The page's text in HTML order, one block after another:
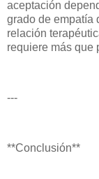
aceptación
grado de empatía
relación
requiere más que
---
**Conclusión**